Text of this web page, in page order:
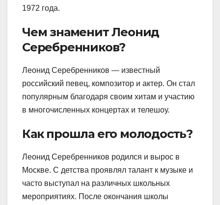
1972 года.
Чем знаменит Леонид
Серебренников?
Леонид Серебренников — известный
российский певец, композитор и актер. Он стал
популярным благодаря своим хитам и участию
в многочисленных концертах и телешоу.
Как прошла его молодость?
Леонид Серебренников родился и вырос в
Москве. С детства проявлял талант к музыке и
часто выступал на различных школьных
мероприятиях. После окончания школы